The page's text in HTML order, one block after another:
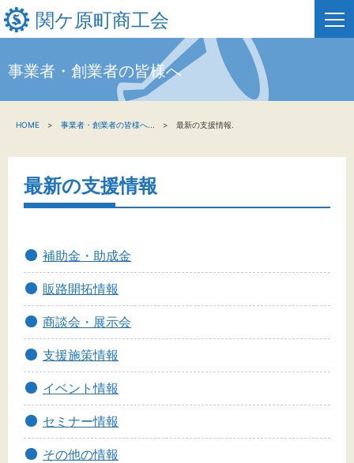
関ケ原町商工会
新着情報
関係機関の方へ
白 黄
事業者・創業者の皆様へ
HOME 事業者・創業者の皆様へ 最新の支援情報.
最新の支援情報
補助金・助成金
販路開拓情報
商談会・展示会
支援施策情報
イベント情報
セミナー情報
その他の情報